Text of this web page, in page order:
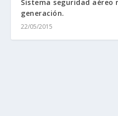
Sistema seguridad
generación.
22/05/2015